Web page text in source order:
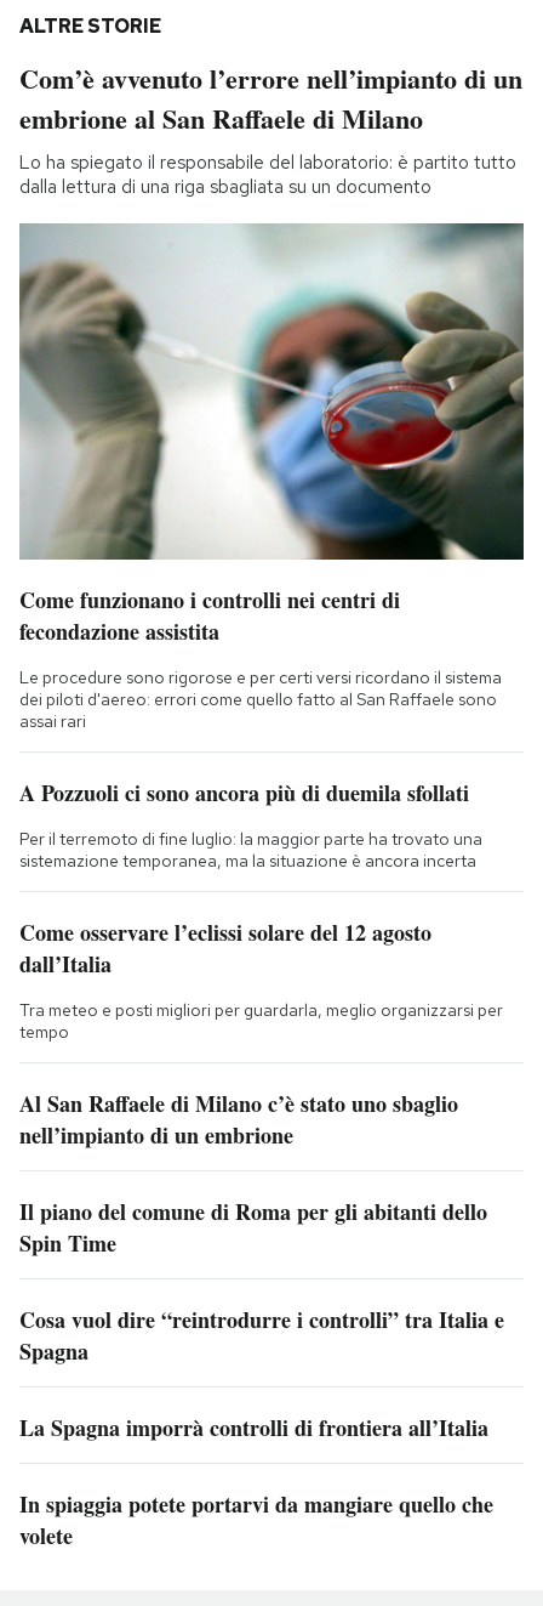
ALTRE STORIE
Com’è avvenuto l’errore nell’impianto di un
embrione al San Raffaele di Milano
Lo ha spiegato il responsabile del laboratorio: è partito tutto
dalla lettura di una riga sbagliata su un documento
Come funzionano i controlli nei centri di
fecondazione assistita
Le procedure sono rigorose e per certi versi ricordano il sistema
dei piloti d'aereo: errori come quello fatto al San Raffaele sono
assai rari
A Pozzuoli ci sono ancora più di duemila sfollati
Per il terremoto di fine luglio: la maggior parte ha trovato una
sistemazione temporanea, ma la situazione è ancora incerta
Come osservare l’eclissi solare del 12 agosto
dall’Italia
Tra meteo e posti migliori per guardarla, meglio organizzarsi per
tempo
Al San Raffaele di Milano c’è stato uno sbaglio
nell’impianto di un embrione
Il piano del comune di Roma per gli abitanti dello
Spin Time
Cosa vuol dire “reintrodurre i controlli” tra Italia e
Spagna
La Spagna imporrà controlli di frontiera all’Italia
In spiaggia potete portarvi da mangiare quello che
volete